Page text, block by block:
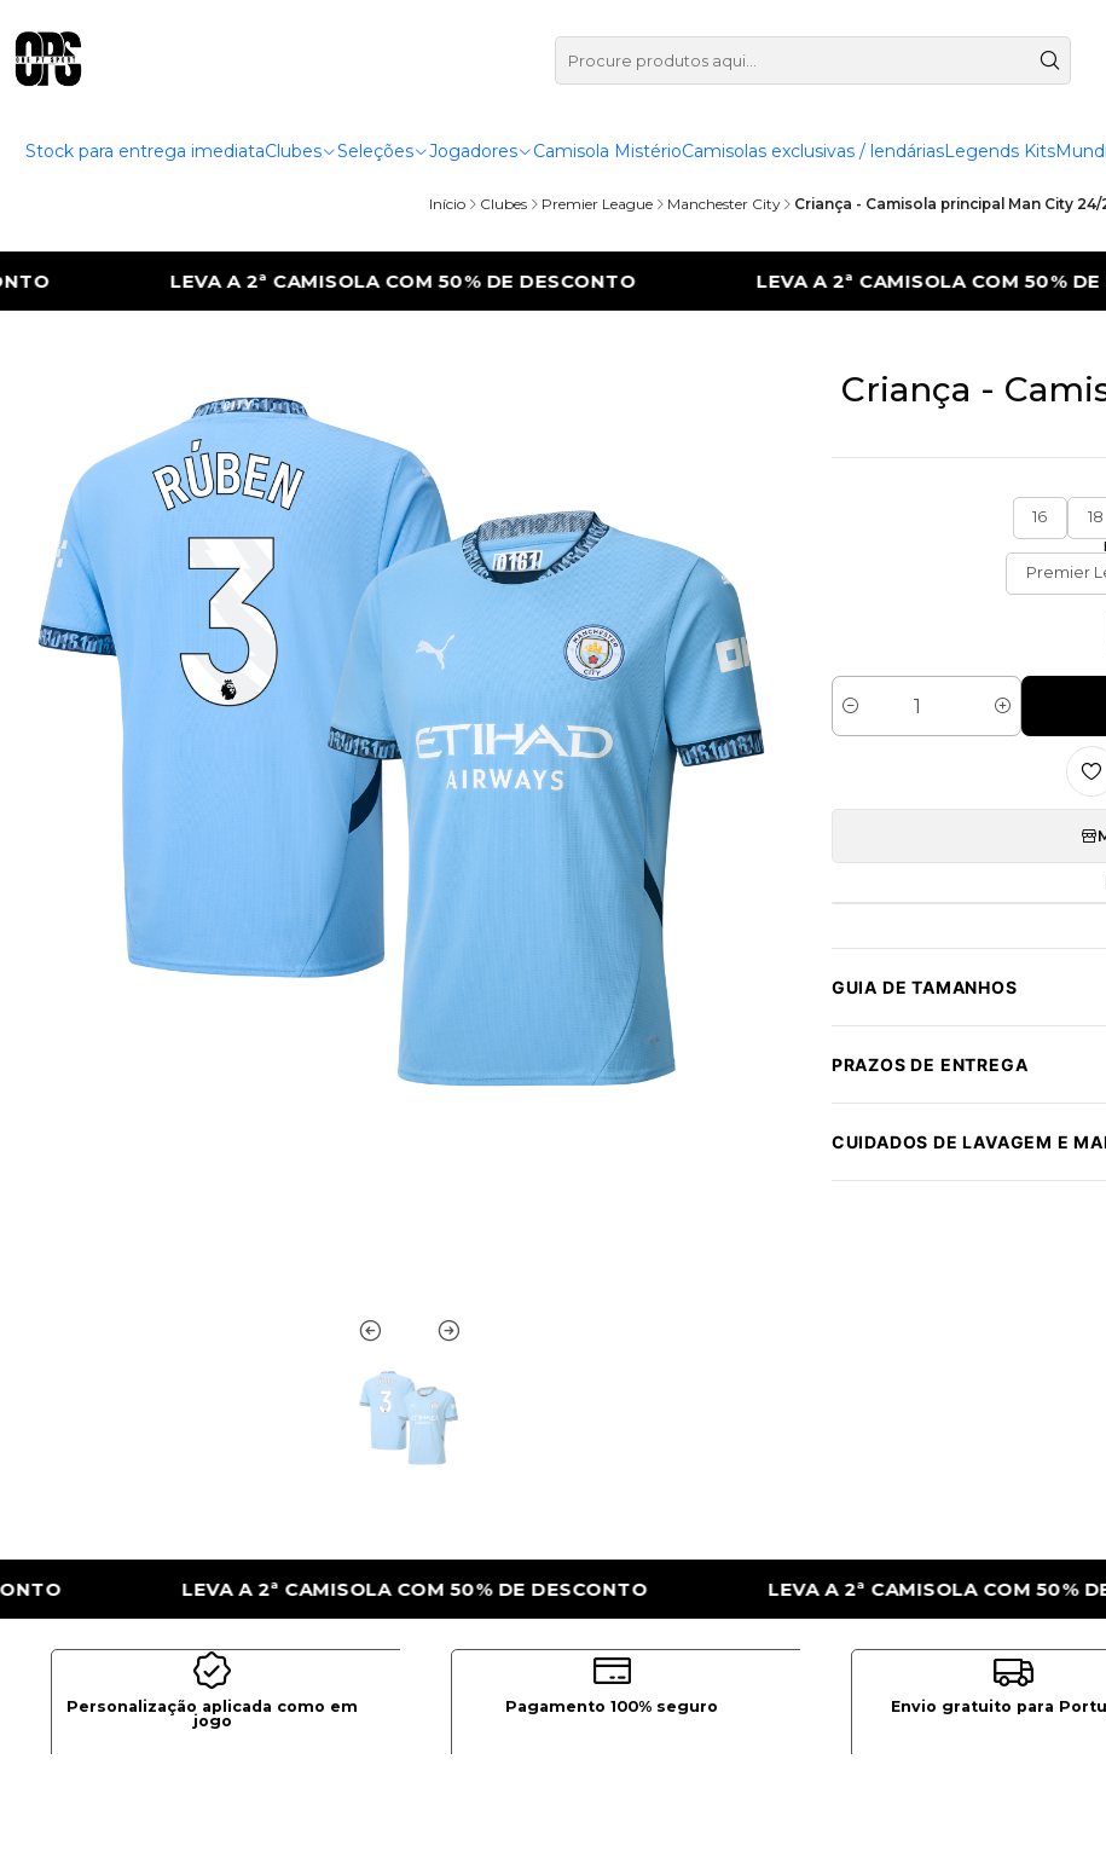
Stock para entrega imediataClubes Seleções Jogadores Camisola MistérioCamisolas exclusivas / lendáriasLegends Kits
Início Clubes Premier League Manchester City Criança - Camisola principal Man City 24/
COM 50% DE DESCONTO LEVA A 2ª CAMISOLA COM 50% DE DESCONTO LEVA A 2ª
Criança -
16
18
Premier
Quantidade
GUIA DE TAMANHOS
PRAZOS DE ENTREGA
CUIDADOS DE LAVAGEM E
COM 50% DE DESCONTO LEVA A 2ª CAMISOLA COM 50% DE DESCONTO LEVA A 2ª
Personalização aplicada como em
jogo
Pagamento 100% seguro Envio gratuito para